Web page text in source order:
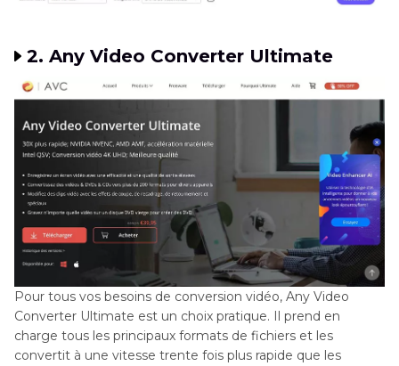
2. Any Video Converter Ultimate
Pour tous vos besoins de conversion vidéo, Any Video
Converter Ultimate est un choix pratique. Il prend en
charge tous les principaux formats de fichiers et les
convertit à une vitesse trente fois plus rapide que les